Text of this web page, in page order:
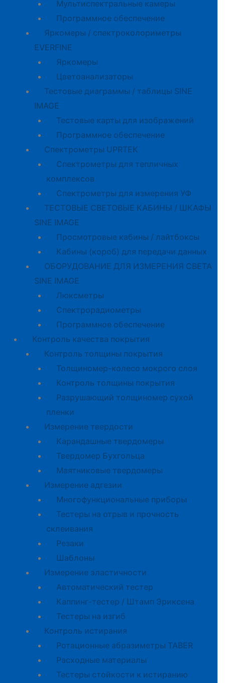
Мультиспектральные камеры
Программное обеспечение
Яркомеры / спектроколориметры
EVERFINE
Яркомеры
Цветоанализаторы
Тестовые диаграммы / таблицы SINE
IMAGE
Тестовые карты для изображений
Программное обеспечение
Спектрометры UPRTEK
Спектрометры для тепличных
комплексов
Спектрометры для измерения УФ
ТЕСТОВЫЕ СВЕТОВЫЕ КАБИНЫ / ШКАФЫ
SINE IMAGE
Просмотровые кабины / лайтбоксы
Кабины (короб) для передачи данных
ОБОРУДОВАНИЕ ДЛЯ ИЗМЕРЕНИЯ СВЕТА
SINE IMAGE
Люксметры
Спектрорадиометры
Программное обеспечение
Контроль качества покрытия
Контроль толщины покрытия
Толщиномер-колесо мокрого слоя
Контроль толщины покрытия
Разрушающий толщиномер сухой
пленки
Измерение твердости
Карандашные твердомеры
Твердомер Бухгольца
Маятниковые твердомеры
Измерение адгезии
Многофункциональные приборы
Тестеры на отрыв и прочность
склеивания
Резаки
Шаблоны
Измерение эластичности
Автоматический тестер
Каппинг-тестер / Штамп Эриксена
Тестеры на изгиб
Контроль истирания
Ротационные абразиметры TABER
Расходные материалы
Тестеры стойкости к истиранию